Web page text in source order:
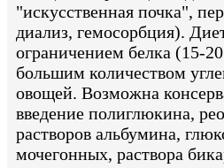
"искусственная почка",
диализ, гемосорбция).
ограничением белка (15-
большим количеством
овощей. Возможна
введение полиглюкина,
растворов альбумина,
мочегонных, раствора